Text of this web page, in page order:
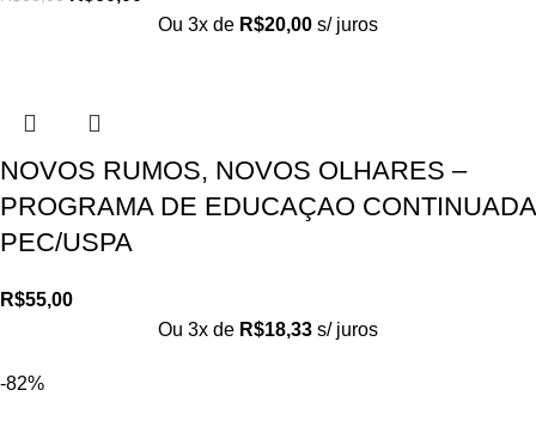
Ou 3x de R$20,00 s/ juros
NOVOS RUMOS, NOVOS OLHARES –
PROGRAMA DE EDUCAÇAO CONTINUADA
PEC/USPA
R$55,00
Ou 3x de R$18,33 s/ juros
-82%